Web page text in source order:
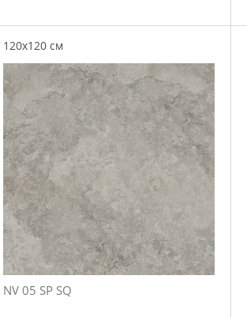
120x120 см
NV 05 SP SQ